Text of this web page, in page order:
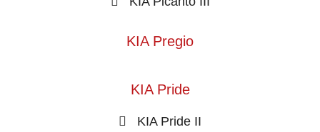
KIA Pregio
KIA Pride
KIA Pride II